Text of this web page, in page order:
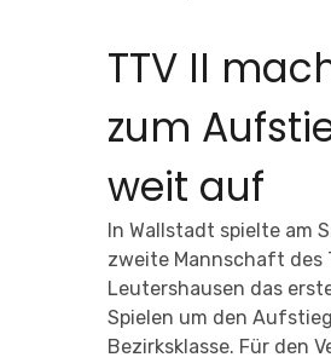
TTV II
zum
weit auf
In Wallstadt spielte am
zweite Mannschaft des
Leutershausen das
Spielen um den
Bezirksklasse. Für den